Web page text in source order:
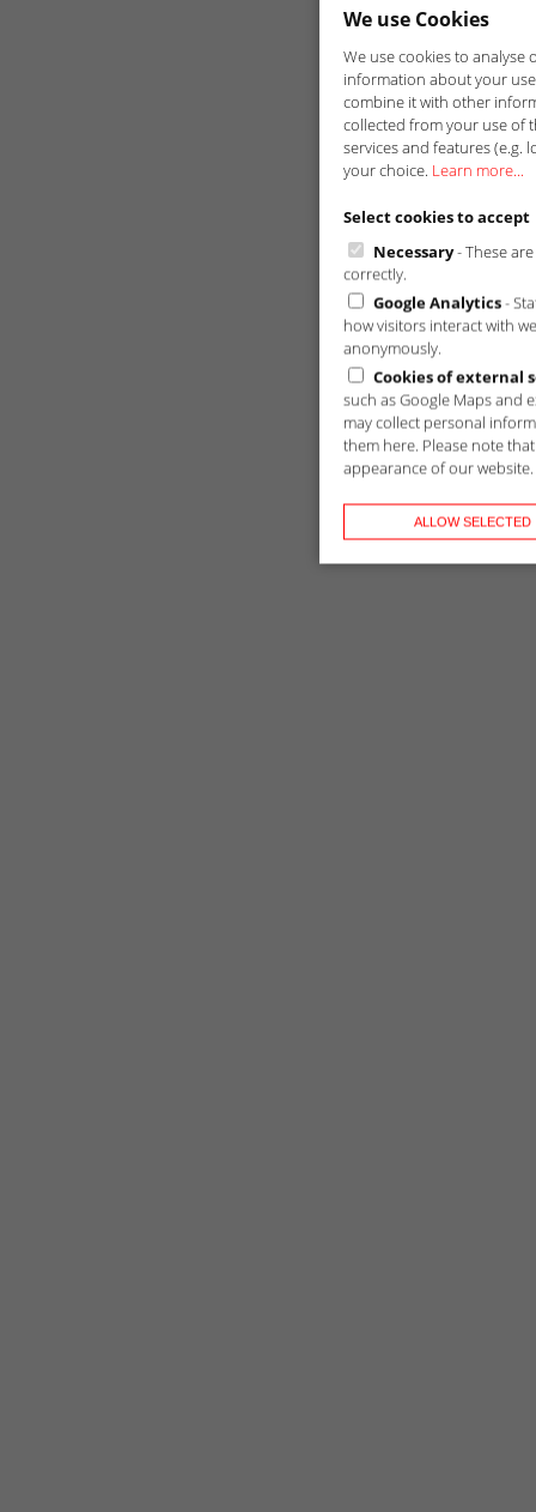
We use Cookies
We use cookies to analyse
information about your
combine it with other
collected from your use of
services and features (e.g.
your choice. Learn more...
Select cookies to accept
Necessary- These
correctly.
Google Analytics-
how visitors interact with
anonymously.
Cookies of external
such as Google Maps and
may collect personal
them here. Please note
appearance of our website.
ALLOW SELECTED